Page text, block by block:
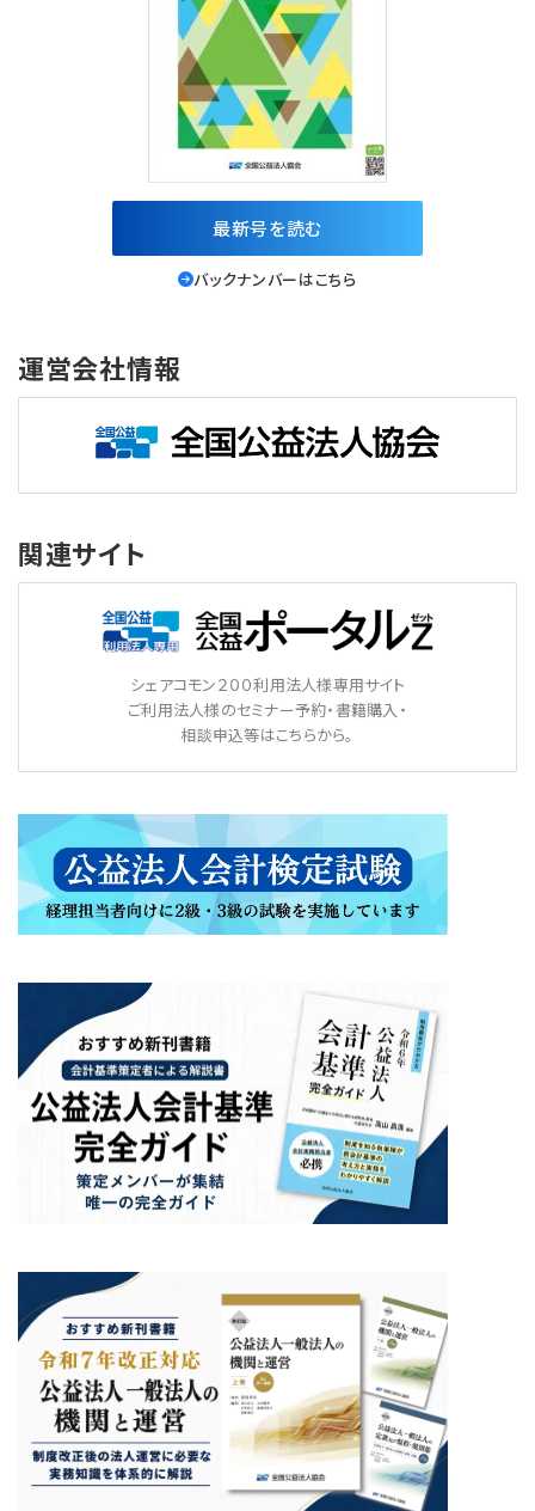
最新号を読む
バックナンバーはこちら
運営会社情報
関連サイト
シェアコモン２００利用法人様専用サイト
ご利用法人様のセミナー予約・書籍購入・
相談申込等はこちらから。